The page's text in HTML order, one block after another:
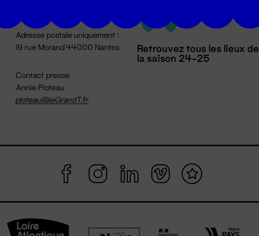
Adresse postale uniquement :
19 rue Morand 44000 Nantes
Contact presse
Annie Ploteau
ploteau@leGrandT.fr
Retrouvez tous les lieux de
la saison 24-25